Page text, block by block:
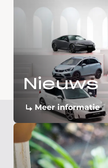
Nieuws
Meer informatie